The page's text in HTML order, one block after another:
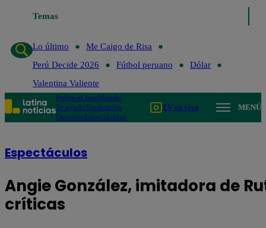
Temas
Lo último
Lo último
Me Caigo de Risa
Perú Decide 2026
Fútbol peruano
Dólar
Valentina Valiente
PolíticaLimaMundo
Te ayudoTendencias
DeportesEspectáculos
TV en vivo MENÚ
Espectáculos
Angie González, imitadora de
críticas